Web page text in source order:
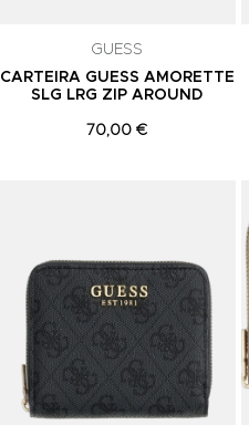
GUESS
CARTEIRA GUESS AMORETTE
SLG LRG ZIP AROUND
70,00 €